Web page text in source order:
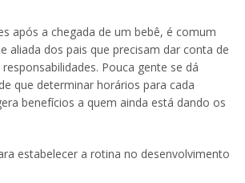
após a chegada de um bebê, é comum
aliada dos pais que precisam dar conta de
Pouca gente se dá
que determinar horários para cada
benefícios a quem ainda está dando os
estabelecer a rotina no desenvolvimento